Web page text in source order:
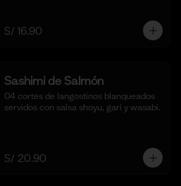
S/ 16.90
Sashimi de Salmón
04 cortes de langostinos blanqueados
servidos con salsa shoyu, gari y wasabi.
S/ 20.90